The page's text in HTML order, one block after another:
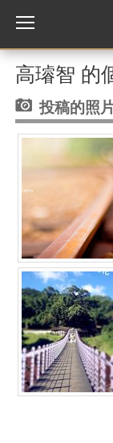
高璿智 的
投稿的照